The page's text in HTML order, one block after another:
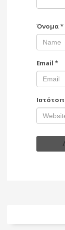
Όνομα*
Email *